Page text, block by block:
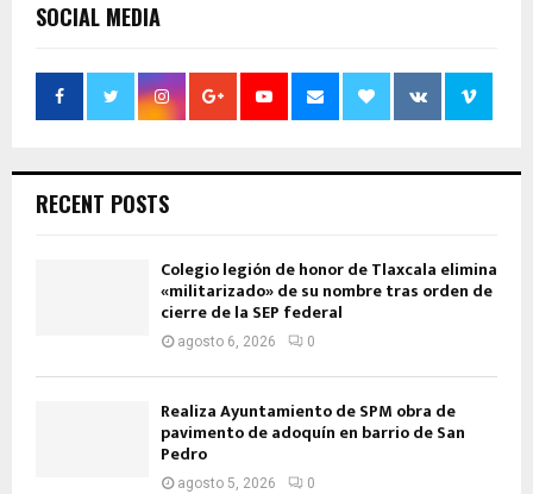
SOCIAL MEDIA
RECENT POSTS
Colegio legión de honor de Tlaxcala elimina
«militarizado» de su nombre tras orden de
cierre de la SEP federal
agosto 6, 2026 0
Realiza Ayuntamiento de SPM obra de
pavimento de adoquín en barrio de San
Pedro
agosto 5, 2026 0